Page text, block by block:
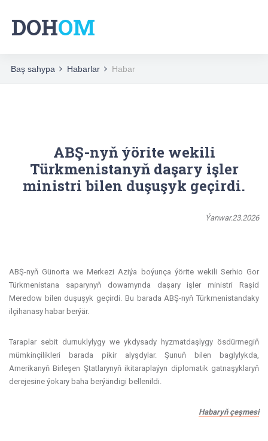
DOHOM
Baş sahypa Habarlar Habar
ABŞ-nyň ýörite wekili
Türkmenistanyň daşary işler
ministri bilen duşuşyk geçirdi.
Ýanwar.23.2026
ABŞ-nyň Günorta we Merkezi Aziýa boýunça ýörite wekili Serhio Gor
Türkmenistana saparynyň dowamynda daşary işler ministri Raşid
Meredow bilen duşuşyk geçirdi. Bu barada ABŞ-nyň Türkmenistandaky
ilçihanasy habar berýär.
Taraplar sebit durnuklylygy we ykdysady hyzmatdaşlygy ösdürmegiň
mümkinçilikleri barada pikir alyşdylar. Şunuň bilen baglylykda,
Amerikanyň Birleşen Ştatlarynyň ikitaraplaýyn diplomatik gatnaşyklaryň
derejesine ýokary baha berýändigi bellenildi.
Habaryň çeşmesi